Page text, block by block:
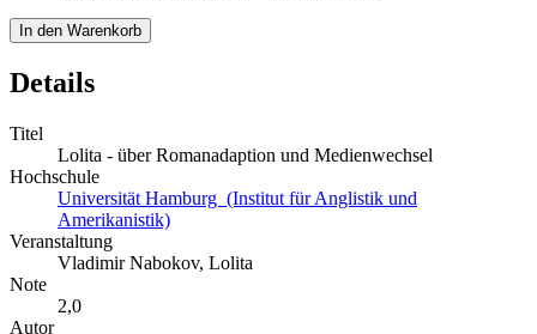
In den Warenkorb
Details
Titel
Lolita - über Romanadaption und Medienwechsel
Hochschule
Universität Hamburg (Institut für Anglistik und
Amerikanistik)
Veranstaltung
Vladimir Nabokov, Lolita
Note
2,0
Autor